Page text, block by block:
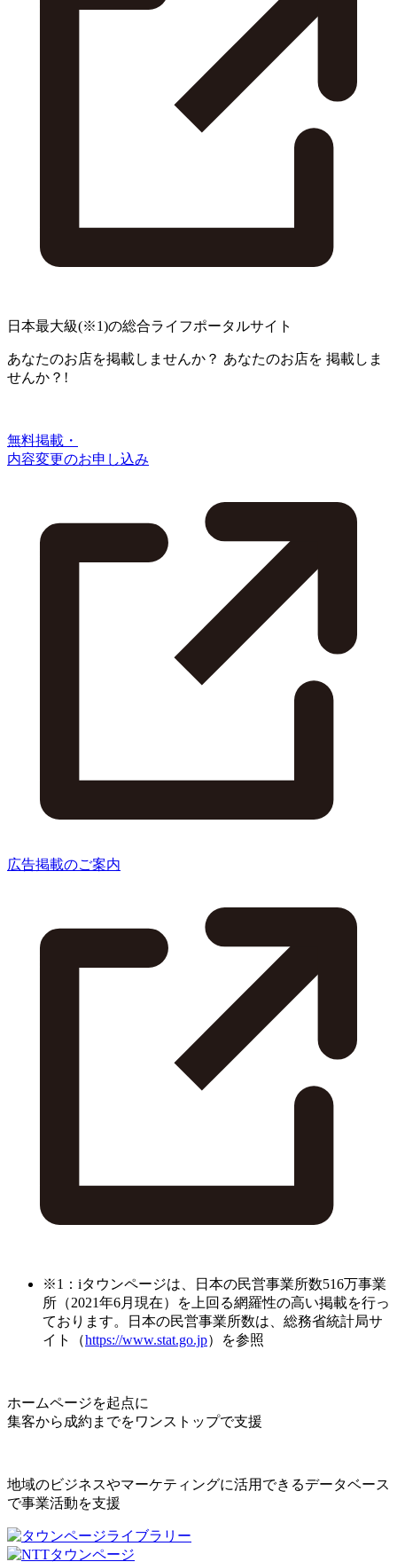
日本最大級(※1)の総合ライフポータルサイト
あなたのお店を掲載しませんか？ あなたのお店を 掲載しま
せんか？!
無料掲載・
内容変更のお申し込み
広告掲載のご案内
※1：iタウンページは、日本の民営事業所数516万事業
所（2021年6月現在）を上回る網羅性の高い掲載を行っ
ております。日本の民営事業所数は、総務省統計局サ
イト（https://www.stat.go.jp）を参照
ホームページを起点に
集客から成約までをワンストップで支援
地域のビジネスやマーケティングに活用できるデータベース
で事業活動を支援